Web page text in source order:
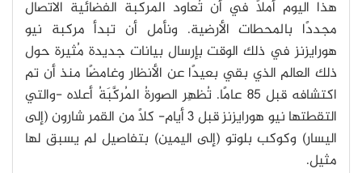
هذا اليوم أملاً في أن تُعاود المركبة الفضائية الاتصال
مجددًا بالمحطات الأرضية. ونأمل أن تبدأ مركبة نيو
هورايزنز في ذلك الوقت بإرسال بيانات جديدة مُثيرة حول
ذلك العالم الذي بقي بعيدًا عن الأنظار وغامضًا منذ أن تم
اكتشافه قبل 85 عامًا. تُظهِر الصورةُ المُركَّبَةُ أعلاه -والتي
التقطتها نيو هورايزنز قبل 3 أيام- كلاً من القمر شارون (إلى
اليسار) وكوكب بلوتو (إلى اليمين) بتفاصيل لم يسبق لها
مثيل.